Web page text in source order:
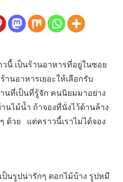
นี้ เป็นร้านอาหารที่อยู่ในซอย
นอาหารเยอะให้เลือกรับ
นที่เป็นที่รู้จัก คนนิยมมาอย่าง
ไม้น้ำ ถ้าจองที่นั่งไว้ด้านล้าง
ด้วย แต่คราวนี้เราไม่ได้จอง
นรูปน่ารักๆ ดอกไม้บ้าง รูปหมี